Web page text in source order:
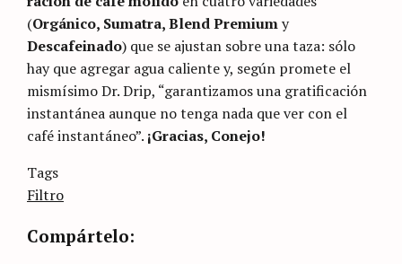
(Orgánico, Sumatra, Blend Premiumy
Descafeinado) que se ajustan sobre una taza: sólo
hay que agregar agua caliente y, según promete el
mismísimo Dr. Drip, “garantizamos una gratificación
instantánea aunque no tenga nada que ver con el
café instantáneo”. ¡Gracias, Conejo!
Categories
categoría
Tags
Filtro
Compártelo: